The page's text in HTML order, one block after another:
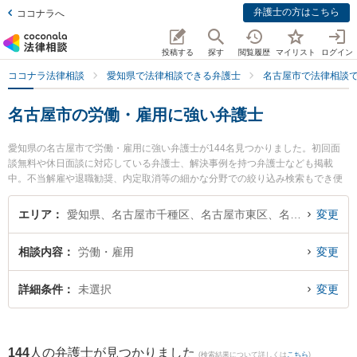
ココナラへ 弁護士の方はこちら
投稿する 探す 閲覧履歴 マイリスト ログイン
ココナラ法律相談 愛知県で法律相談できる弁護士 名古屋市で法律相談
名古屋市の労働・雇用に強い弁護士
愛知県の名古屋市で労働・雇用に強い弁護士が144名見つかりました。初回面
談無料や休日面談に対応している弁護士、解決事例を持つ弁護士なども掲載
中。不当解雇や退職勧奨、内定取消等の細かな分野での絞り込み検索もでき便
利です。特に名古屋第一法律事務所の林 泰佑弁護士やベリーベスト法律事務所
名古屋オフィスの大矢 麻木弁護士、ベリーベスト法律事務所 名古屋オフィスの
士に相談したい』『労働・雇用のトラブル解決の実績豊富な近くの弁護士を検
索したい』『初回相談無料で労働・雇用を法律相談できる名古屋市内の弁護士
に相談予約したい』などでお困りの相談者さんにおすすめです。
エリア 変更
相談内容 労働・雇用 変更
詳細条件 未選択 変更
144 人の弁護士が見つかりました (検索結果について詳しくは こちら)